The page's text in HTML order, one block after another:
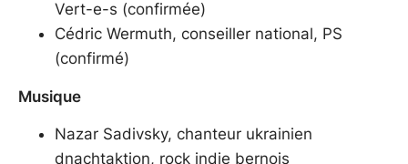
Vert-e-s (confirmée)
Cédric Wermuth, conseiller national, PS
(confirmé)
Musique
Nazar Sadivsky, chanteur ukrainien
dnachtaktion, rock indie bernois